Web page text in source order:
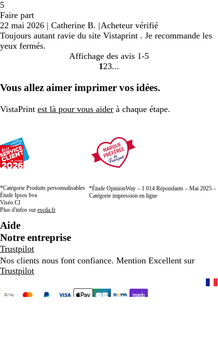
5
Faire part
22 mai 2026 | Catherine B. |Acheteur vérifié
Toujours autant ravie du site Vistaprint . Je recommande les
yeux fermés.
Affichage des avis 1-5
Accéder
la
1 Accéder
la
2 Accéder
la
3
Vous allez aimer imprimer vos idées.
VistaPrint est là pour vous aider à chaque étape.
*Catégorie Produits personnalisables
Étude Ipsos bva
Viséo CI
Plus d'infos sur escda.fr
*Étude OpinionWay – 1 014 Répondants – Mai 2025 –
Catégorie impression en ligne
Aide
Notre entreprise
Trustpilot
Nos clients nous font confiance. Mention Excellent sur
Trustpilot